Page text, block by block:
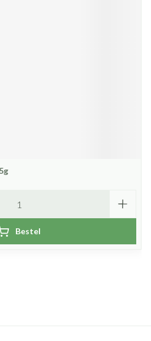
Bestel